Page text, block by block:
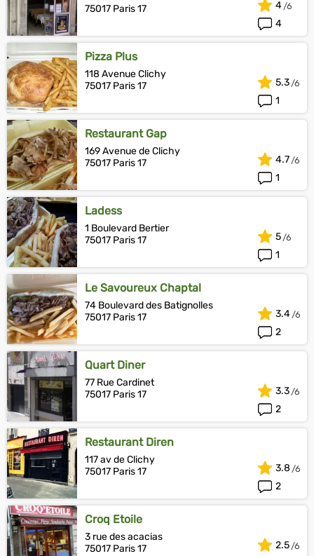
75017 Paris 17
4
4
Pizza Plus
118 Avenue Clichy
75017 Paris 17
1
5.3
Restaurant Gap
169 Avenue de Clichy
75017 Paris 17
1
4.7
Ladess
1 Boulevard Bertier
75017 Paris 17
1
5
Le Savoureux Chaptal
74 Boulevard des Batignolles
75017 Paris 17
2
3.4
Quart Diner
77 Rue Cardinet
75017 Paris 17
2
3.3
Restaurant Diren
117 av de Clichy
75017 Paris 17
2
3.8
Croq Etoile
3 rue des acacias
75017 Paris 17
2.5